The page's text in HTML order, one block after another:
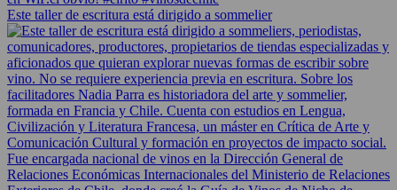
Este taller de escritura está dirigido a sommelier